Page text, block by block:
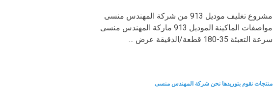
مشروع تغليف موديل 913 من شركة المهندس منسى
مواصفات الماكينة الموديل 913 ماركة المهندس منسى
سرعة التعبئة 35-180 قطعة/الدقيقة عرض …
منتجات نقوم بتوريدها نحن شركة المهندس منسى